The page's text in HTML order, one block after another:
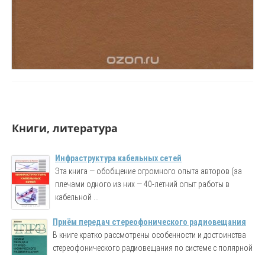
Книги, литература
Инфраструктура кабельных сетей
Эта книга — обобщение огромного опыта авторов (за
плечами одного из них — 40-летний опыт работы в
кабельной ...
Приём передач стереофонического радиовещания
В книге кратко рассмотрены особенности и достоинства
стереофонического радиовещания по системе с полярной